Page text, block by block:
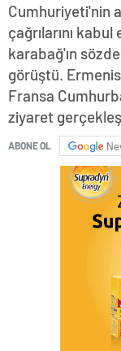
Cumhuriyeti'nin
çağrılarını
karabağ'ın
görüştü.
Fransa
ziyaret
ABONE OL